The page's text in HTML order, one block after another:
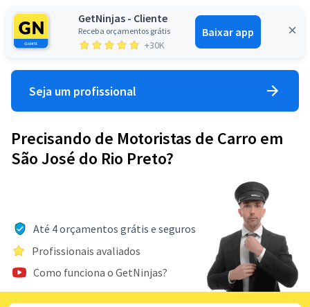
GetNinjas - Cliente
Receba orçamentos grátis
+30K
Baixar app
Entrar
Seja um profissional
Precisando de Motoristas de Carro em
São José do Rio Preto?
Até 4 orçamentos grátis e seguros
Profissionais avaliados
Como funciona o GetNinjas?